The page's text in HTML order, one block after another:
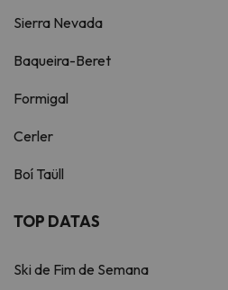
Sierra Nevada
Baqueira-Beret
Formigal
Cerler
Boí Taüll
TOP DATAS
Ski de Fim de Semana